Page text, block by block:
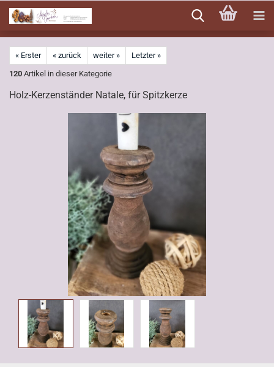
zum
Hauptinhalt
« Erster « zurück weiter »
Letzter »
120 Artikel in dieser Kategorie
Holz-Kerzenständer Natale, für Spitzkerze